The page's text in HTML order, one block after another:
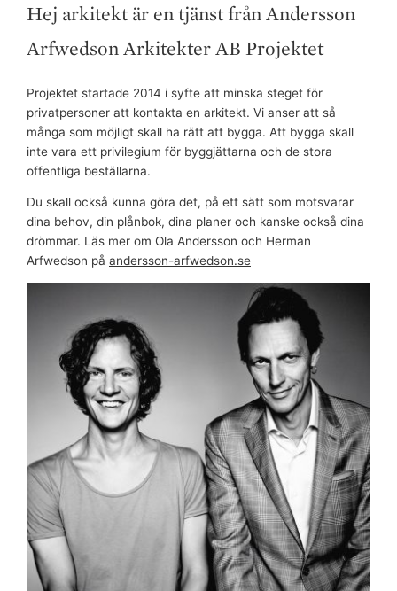
Hej arkitekt är en tjänst från Andersson
Arfwedson Arkitekter AB Projektet
Projektet startade 2014 i syfte att minska steget för
privatpersoner att kontakta en arkitekt. Vi anser att så
många som möjligt skall ha rätt att bygga. Att bygga skall
inte vara ett privilegium för byggjättarna och de stora
offentliga beställarna.
Du skall också kunna göra det, på ett sätt som motsvarar
dina behov, din plånbok, dina planer och kanske också dina
drömmar. Läs mer om Ola Andersson och Herman
Arfwedson på andersson-arfwedson.se